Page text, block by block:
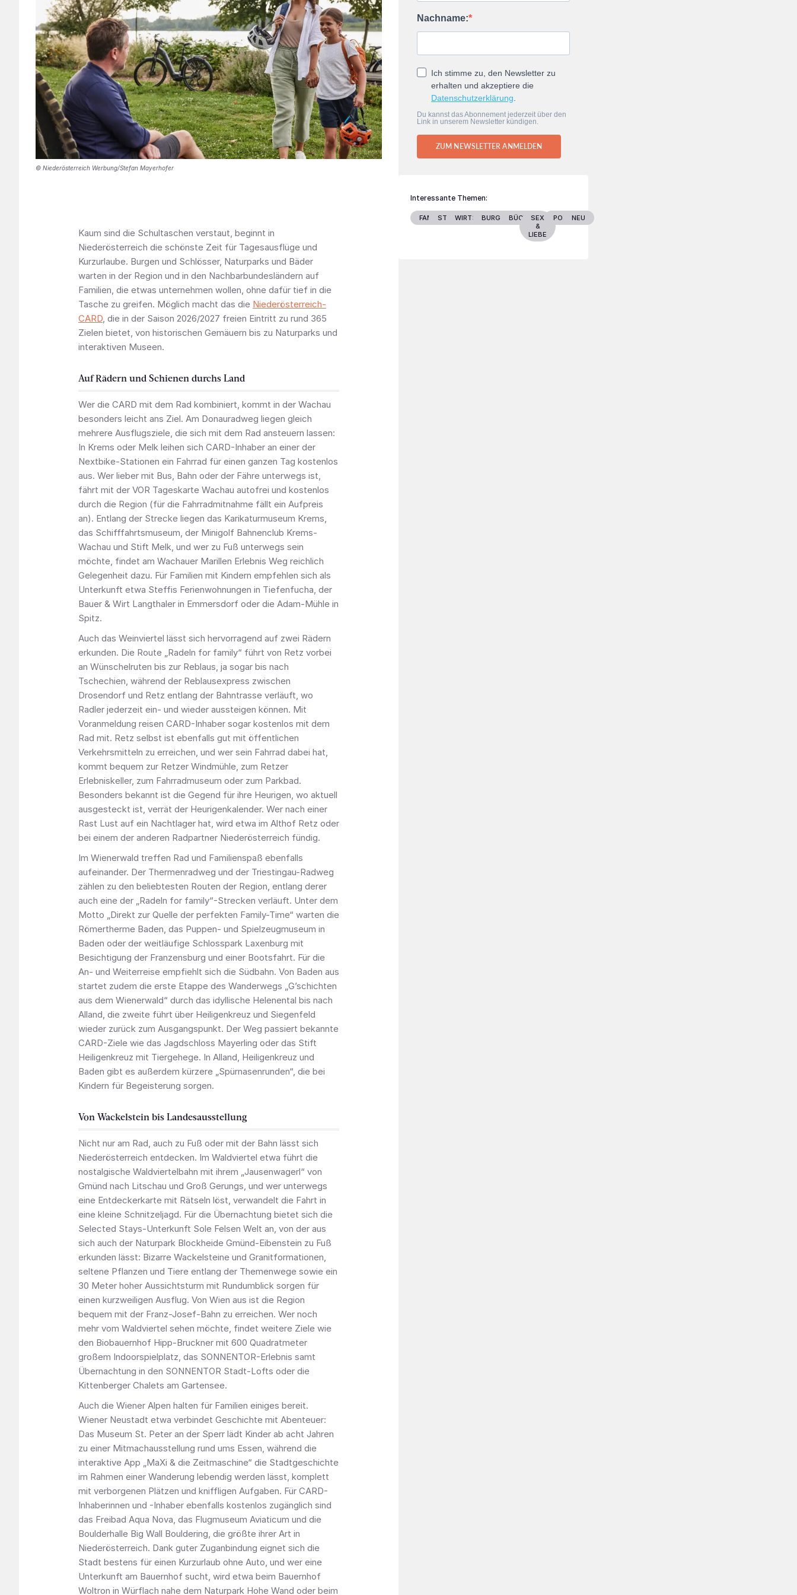
© Niederösterreich Werbung/Stefan Mayerhofer
Kaum sind die Schultaschen verstaut, beginnt in
Niederösterreich die schönste Zeit für Tagesausflüge und
Kurzurlaube. Burgen und Schlösser, Naturparks und Bäder
warten in der Region und in den Nachbarbundesländern auf
Familien, die etwas unternehmen wollen, ohne dafür tief in die
Tasche zu greifen. Möglich macht das die Niederösterreich-
CARD , die in der Saison 2026/2027 freien Eintritt zu rund 365
Zielen bietet, von historischen Gemäuern bis zu Naturparks und
interaktiven Museen.
Auf Rädern und Schienen durchs Land
Wer die CARD mit dem Rad kombiniert, kommt in der Wachau
besonders leicht ans Ziel. Am Donauradweg liegen gleich
mehrere Ausflugsziele, die sich mit dem Rad ansteuern lassen:
In Krems oder Melk leihen sich CARD-Inhaber an einer der
Nextbike-Stationen ein Fahrrad für einen ganzen Tag kostenlos
aus. Wer lieber mit Bus, Bahn oder der Fähre unterwegs ist,
fährt mit der VOR Tageskarte Wachau autofrei und kostenlos
durch die Region (für die Fahrradmitnahme fällt ein Aufpreis
an). Entlang der Strecke liegen das Karikaturmuseum Krems,
das Schifffahrtsmuseum, der Minigolf Bahnenclub Krems-
Wachau und Stift Melk, und wer zu Fuß unterwegs sein
möchte, findet am Wachauer Marillen Erlebnis Weg reichlich
Gelegenheit dazu. Für Familien mit Kindern empfehlen sich als
Unterkunft etwa Steffis Ferienwohnungen in Tiefenfucha, der
Bauer & Wirt Langthaler in Emmersdorf oder die Adam-Mühle in
Spitz.
Auch das Weinviertel lässt sich hervorragend auf zwei Rädern
erkunden. Die Route „Radeln for family“ führt von Retz vorbei
an Wünschelruten bis zur Reblaus, ja sogar bis nach
Tschechien, während der Reblausexpress zwischen
Drosendorf und Retz entlang der Bahntrasse verläuft, wo
Radler jederzeit ein- und wieder aussteigen können. Mit
Voranmeldung reisen CARD-Inhaber sogar kostenlos mit dem
Rad mit. Retz selbst ist ebenfalls gut mit öffentlichen
Verkehrsmitteln zu erreichen, und wer sein Fahrrad dabei hat,
kommt bequem zur Retzer Windmühle, zum Retzer
Erlebniskeller, zum Fahrradmuseum oder zum Parkbad.
Besonders bekannt ist die Gegend für ihre Heurigen, wo aktuell
ausgesteckt ist, verrät der Heurigenkalender. Wer nach einer
Rast Lust auf ein Nachtlager hat, wird etwa im Althof Retz oder
bei einem der anderen Radpartner Niederösterreich fündig.
Im Wienerwald treffen Rad und Familienspaß ebenfalls
aufeinander. Der Thermenradweg und der Triestingau-Radweg
zählen zu den beliebtesten Routen der Region, entlang derer
auch eine der „Radeln for family“-Strecken verläuft. Unter dem
Motto „Direkt zur Quelle der perfekten Family-Time“ warten die
Römertherme Baden, das Puppen- und Spielzeugmuseum in
Baden oder der weitläufige Schlosspark Laxenburg mit
Besichtigung der Franzensburg und einer Bootsfahrt. Für die
An- und Weiterreise empfiehlt sich die Südbahn. Von Baden aus
startet zudem die erste Etappe des Wanderwegs „G’schichten
aus dem Wienerwald“ durch das idyllische Helenental bis nach
Alland, die zweite führt über Heiligenkreuz und Siegenfeld
wieder zurück zum Ausgangspunkt. Der Weg passiert bekannte
CARD-Ziele wie das Jagdschloss Mayerling oder das Stift
Heiligenkreuz mit Tiergehege. In Alland, Heiligenkreuz und
Baden gibt es außerdem kürzere „Spürnasenrunden“, die bei
Kindern für Begeisterung sorgen.
Von Wackelstein bis Landesausstellung
Nicht nur am Rad, auch zu Fuß oder mit der Bahn lässt sich
Niederösterreich entdecken. Im Waldviertel etwa führt die
nostalgische Waldviertelbahn mit ihrem „Jausenwagerl“ von
Gmünd nach Litschau und Groß Gerungs, und wer unterwegs
eine Entdeckerkarte mit Rätseln löst, verwandelt die Fahrt in
eine kleine Schnitzeljagd. Für die Übernachtung bietet sich die
Selected Stays-Unterkunft Sole Felsen Welt an, von der aus
sich auch der Naturpark Blockheide Gmünd-Eibenstein zu Fuß
erkunden lässt: Bizarre Wackelsteine und Granitformationen,
seltene Pflanzen und Tiere entlang der Themenwege sowie ein
30 Meter hoher Aussichtsturm mit Rundumblick sorgen für
einen kurzweiligen Ausflug. Von Wien aus ist die Region
bequem mit der Franz-Josef-Bahn zu erreichen. Wer noch
mehr vom Waldviertel sehen möchte, findet weitere Ziele wie
den Biobauernhof Hipp-Bruckner mit 600 Quadratmeter
großem Indoorspielplatz, das SONNENTOR-Erlebnis samt
Übernachtung in den SONNENTOR Stadt-Lofts oder die
Kittenberger Chalets am Gartensee.
Auch die Wiener Alpen halten für Familien einiges bereit.
Wiener Neustadt etwa verbindet Geschichte mit Abenteuer:
Das Museum St. Peter an der Sperr lädt Kinder ab acht Jahren
zu einer Mitmachausstellung rund ums Essen, während die
interaktive App „MaXi & die Zeitmaschine“ die Stadtgeschichte
im Rahmen einer Wanderung lebendig werden lässt, komplett
mit verborgenen Plätzen und kniffligen Aufgaben. Für CARD-
Inhaberinnen und -Inhaber ebenfalls kostenlos zugänglich sind
das Freibad Aqua Nova, das Flugmuseum Aviaticum und die
Boulderhalle Big Wall Bouldering, die größte ihrer Art in
Niederösterreich. Dank guter Zuganbindung eignet sich die
Stadt bestens für einen Kurzurlaub ohne Auto, und wer eine
Unterkunft am Bauernhof sucht, wird etwa beim Bauernhof
Woltron in Würflach nahe dem Naturpark Hohe Wand oder beim
Nachname:
Ich stimme zu, den Newsletter zu
erhalten und akzeptiere die
Datenschutzerklärung
Du kannst das Abonnement jederzeit über den
Link in unserem Newsletter kündigen.
ZUM NEWSLETTER ANMELDEN
Interessante Themen:
FAMILIESTARSWIRTSCHAFTBURGENLANDBÜCHERSEX
&
LIEBE
POLITIKNEU